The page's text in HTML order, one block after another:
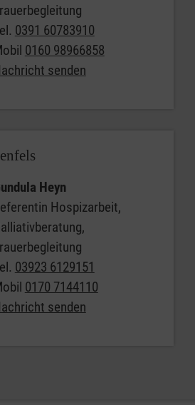
0391 60783910
0160 98966858
senden
Heyn
Hospizarbeit,
03923 6129151
0170 7144110
senden